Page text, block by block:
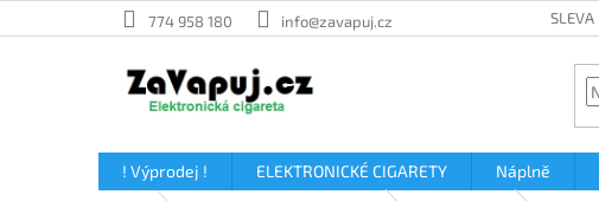
na
774 958 180 info@zavapuj.cz SLEVA
! Výprodej ! ELEKTRONICKÉ CIGARETY Náplně